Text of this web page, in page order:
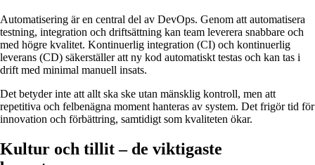
Automatisering är en central del av DevOps. Genom att automatisera
testning, integration och driftsättning kan team leverera snabbare och
med högre kvalitet. Kontinuerlig integration (CI) och kontinuerlig
leverans (CD) säkerställer att ny kod automatiskt testas och kan tas i
drift med minimal manuell insats.
Det betyder inte att allt ska ske utan mänsklig kontroll, men att
repetitiva och felbenägna moment hanteras av system. Det frigör tid för
innovation och förbättring, samtidigt som kvaliteten ökar.
Kultur och tillit – de viktigaste